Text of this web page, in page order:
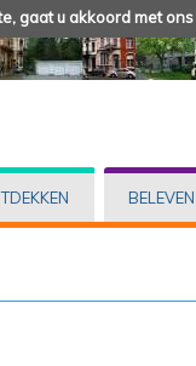
gaat u akkoord met
BELEVEN